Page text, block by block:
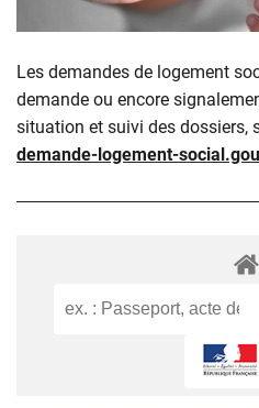
Les demandes de logement
demande ou encore
situation et suivi des dossiers,
demande-logement-